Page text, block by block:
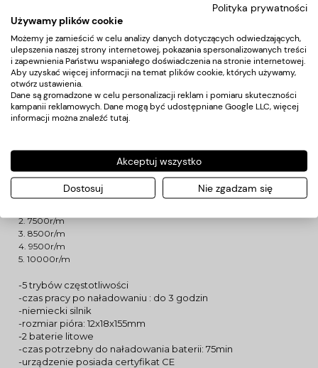
-spłycenie blizn potrądzikowych
-niwelowanie rozstępów
-redukcja blizn (redukcja niedoskonałości skóry)
-zmniejszenie porów
-zapobieganie łysieniu
Urządzenie działa bezprzewodowo oraz na kablu, do
zestawu dołączona jest ładowarka, dwie litowe baterie oraz
solidnie wykonany futerał widoczny na zdjęciach. Posiada 5
trybów pracy o różnej częstotliwości nakłuć.
-urządzenie wykonane jest ze stali
-przedział regulacji długości igły: 0.25 mm - 2.5 mm
-waga 56 g
-częstotliwość nakłuć 6500-10000 obr/min
2. 7500r/m
3. 8500r/m
4. 9500r/m
5. 10000r/m
-5 trybów częstotliwości
-czas pracy po naładowaniu : do 3 godzin
-niemiecki silnik
-rozmiar pióra: 12x18x155mm
-2 baterie litowe
-czas potrzebny do naładowania baterii: 75min
-urządzenie posiada certyfikat CE
Polityka prywatności
Używamy plików cookie
Możemy je zamieścić w celu analizy danych dotyczących odwiedzających,
ulepszenia naszej strony internetowej, pokazania spersonalizowanych treści
i zapewnienia Państwu wspaniałego doświadczenia na stronie internetowej.
Aby uzyskać więcej informacji na temat plików cookie, których używamy,
otwórz ustawienia.
Dane są gromadzone w celu personalizacji reklam i pomiaru skuteczności
kampanii reklamowych. Dane mogą być udostępniane Google LLC, więcej
informacji można znaleźć tutaj.
Akceptuj wszystko
Dostosuj Nie zgadzam się